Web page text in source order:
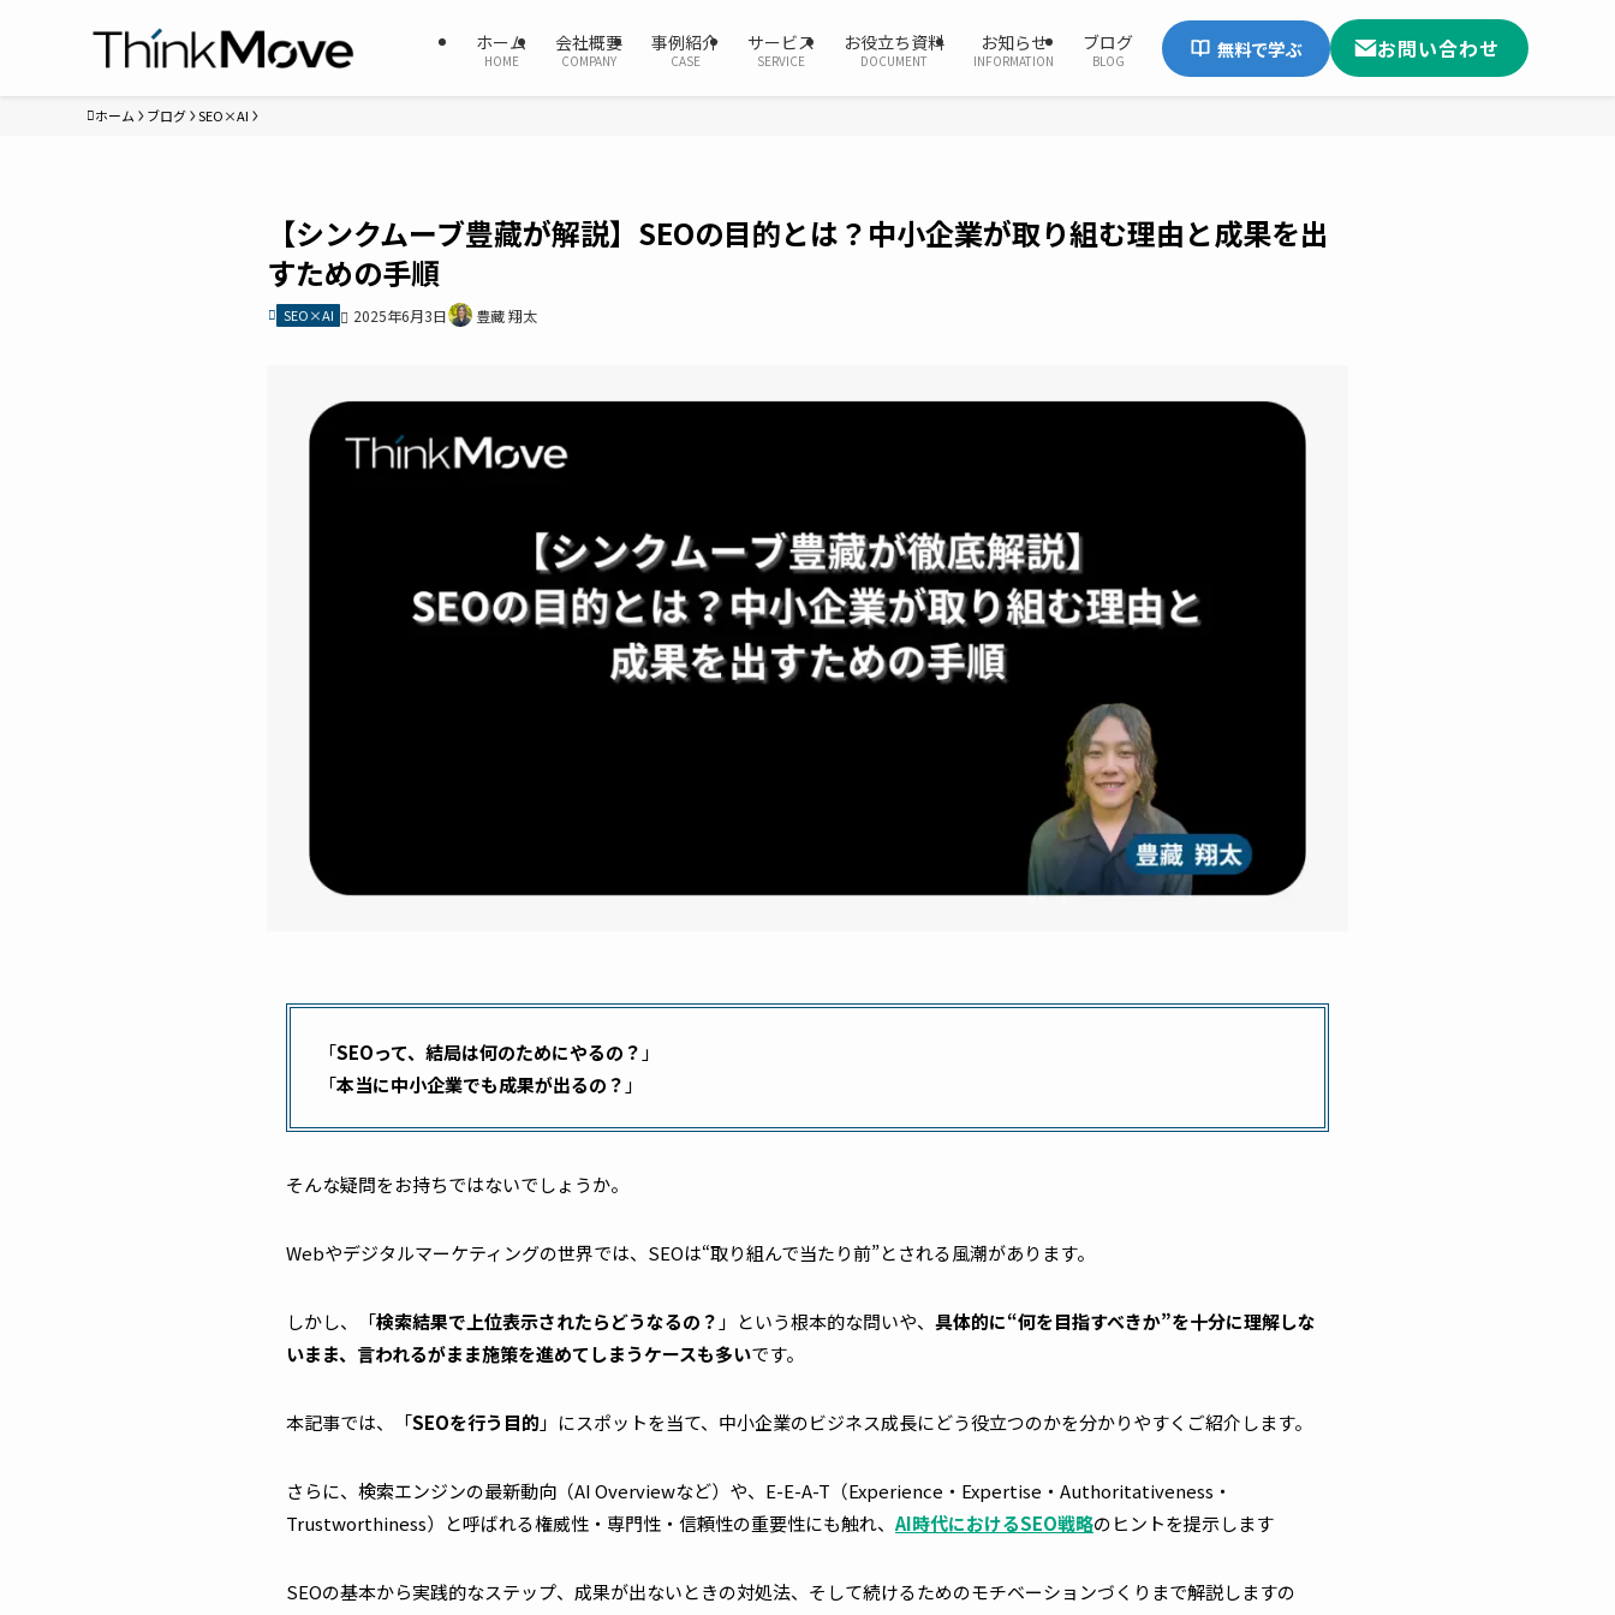
ホーム
HOME
会社概要
COMPANY
事例紹介
CASE
サービス
SERVICE
お役立ち資料
DOCUMENT
お知らせ
INFORMATION
ブログ
BLOG 無料で学ぶ お問い合わせ
ホーム ブログ SEO×AI
【シンクムーブ豊藏が解説】SEOの目的とは？中小企業が取り組む理由と成果を出
すための手順
SEO×AI 2025年6月3日 豊藏 翔太
「SEOって、結局は何のためにやるの？ 」
「本当に中小企業でも成果が出るの？ 」
そんな疑問をお持ちではないでしょうか。
Webやデジタルマーケティングの世界では、SEOは“取り組んで当たり前”とされる風潮があります。
しかし、「検索結果で上位表示されたらどうなるの？ 」という根本的な問いや、 具体的に“何を目指すべきか”を十分に理解しな
いまま、言われるがまま施策を進めてしまうケースも多いです。
本記事では、「SEOを行う目的 」にスポットを当て、中小企業のビジネス成長にどう役立つのかを分かりやすくご紹介します。
さらに、検索エンジンの最新動向（AI Overviewなど）や、E-E-A-T（Experience・Expertise・Authoritativeness・
Trustworthiness）と呼ばれる権威性・専門性・信頼性の重要性にも触れ、 AI時代におけるSEO戦略のヒントを提示します
SEOの基本から実践的なステップ、成果が出ないときの対処法、そして続けるためのモチベーションづくりまで解説しますの